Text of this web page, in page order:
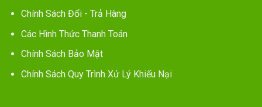
Chính Sách Đổi - Trả Hàng
Các Hình Thức Thanh Toán
Chính Sách Bảo Mật
Chính Sách Quy Trình Xử Lý Khiếu Nại